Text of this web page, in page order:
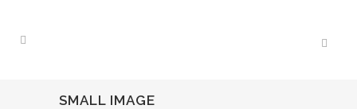
SMALL IMAGE